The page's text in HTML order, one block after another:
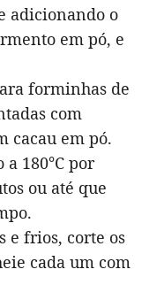
adicionando o
em pó, e
forminhas de
com
cacau em pó.
180°C por
ou até que
e frios, corte os
cada um com